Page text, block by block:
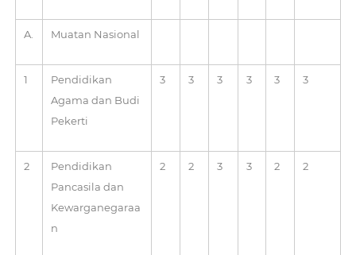
A. Muatan Nasional
1
Pendidikan
Agama dan Budi
Pekerti
3 3 3 3 3 3
2
Pendidikan
Pancasila dan
Kewarganegaraa
n
2 2 3 3 2 2